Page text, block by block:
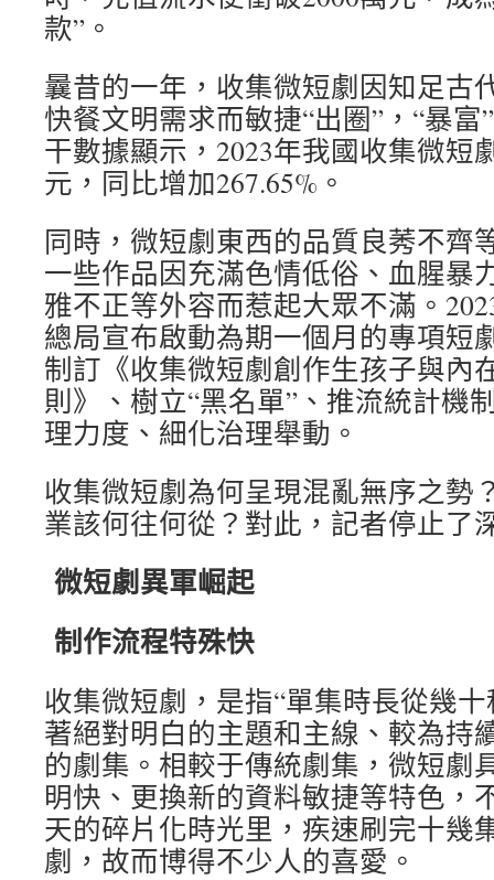
款”。
曩昔的一年，收集微短劇因知足古
快餐文明需求而敏捷“出圈”，“暴
干數據顯示，2023年我國收集微短
元，同比增加267.65%。
同時，微短劇東西的品質良莠不齊
一些作品因充滿色情低俗、血腥暴
雅不正等外容而惹起大眾不滿。
總局宣布啟動為期一個月的專項短
制訂《收集微短劇創作生孩子與內
則》、樹立“黑名單”、推流統計機
理力度、細化治理舉動。
收集微短劇為何呈現混亂無序之勢
業該何往何從？對此，記者停止了
微短劇異軍崛起
制作流程特殊快
收集微短劇，是指“單集時長從幾
著絕對明白的主題和主線、較為持
的劇集。相較于傳統劇集，微短劇
明快、更換新的資料敏捷等特色，
天的碎片化時光里，疾速刷完十幾
劇，故而博得不少人的喜愛。